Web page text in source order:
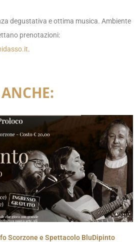
degustativa e ottima musica. Ambiente
prenotazioni:
.
Scorzone e Spettacolo BluDipinto